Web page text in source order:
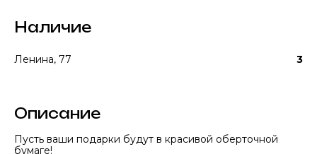
Наличие
Ленина, 77 3
Описание
Пусть ваши подарки будут в красивой оберточной
бумаге!